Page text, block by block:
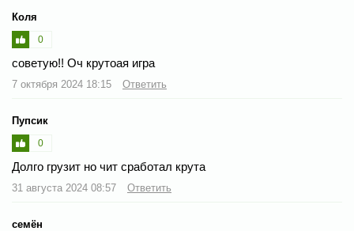
Коля
0
советую!! Оч крутоая игра
7 октября 2024 18:15 Ответить
Пупсик
0
Долго грузит но чит сработал крута
31 августа 2024 08:57 Ответить
семён